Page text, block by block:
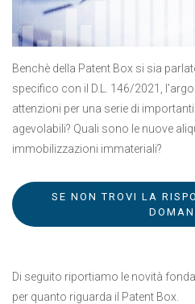
Benchè della Patent Box si sia
specifico con il D.L. 146/2021,
attenzioni per una serie di
agevolabili? Quali sono le nuove
immobilizzazioni immateriali?
SE NON TROVI LA
Di seguito riportiamo le novità
per quanto riguarda il Patent Box.